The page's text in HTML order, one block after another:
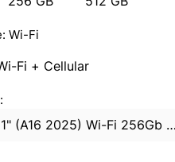
Wi-Fi
Fi + Cellular
Apple iPad 11" (A16 2025) Wi-Fi 256Gb Pink